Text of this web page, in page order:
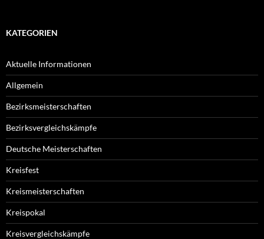
KATEGORIEN
Aktuelle Informationen
Allgemein
Bezirksmeisterschaften
Bezirksvergleichskämpfe
Deutsche Meisterschaften
Kreisfest
Kreismeisterschaften
Kreispokal
Kreisvergleichskämpfe